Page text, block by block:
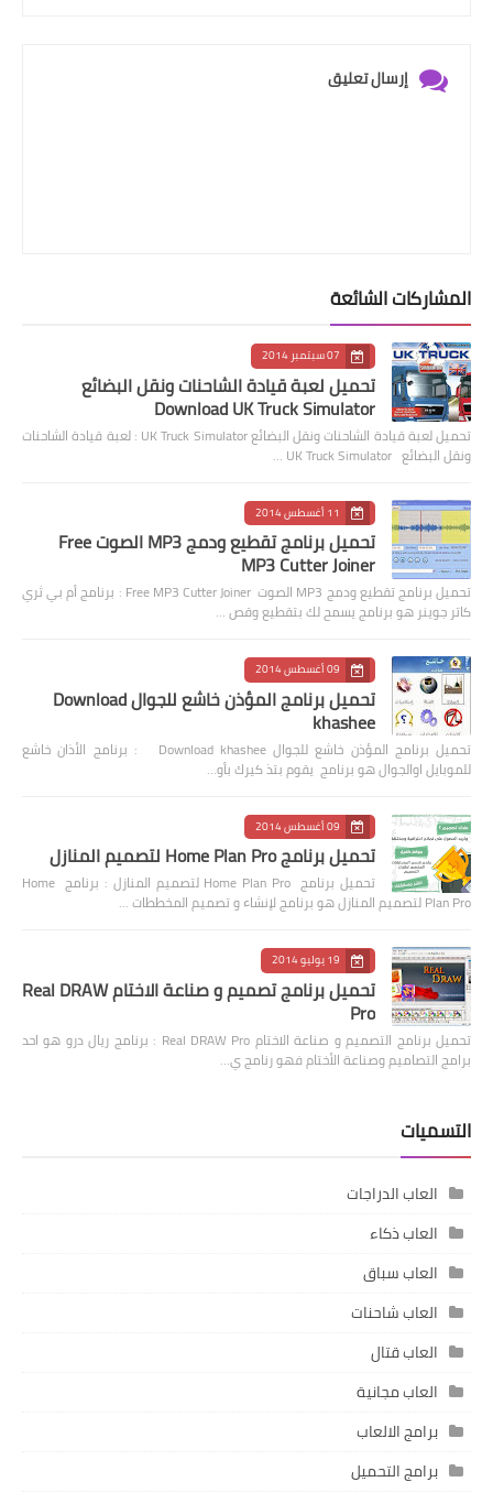
إرسال تعليق
المشاركات الشائعة
07 سبتمبر 2014
تحميل لعبة قيادة الشاحنات ونقل البضائع
Download UK Truck Simulator
تحميل لعبة قيادة الشاحنات ونقل البضائع UK Truck Simulator : لعبة قيادة الشاحنات
ونقل البضائع UK Truck Simulator …
11 أغسطس 2014
تحميل برنامج تقطيع ودمج MP3 الصوت Free
MP3 Cutter Joiner
تحميل برنامج تقطيع ودمج MP3 الصوت Free MP3 Cutter Joiner : برنامج أم بي ثري
كاتر جوينر هو برنامج يسمح لك بتقطيع وقص …
09 أغسطس 2014
تحميل برنامج المؤذن خاشع للجوال Download
khashee
تحميل برنامج المؤذن خاشع للجوال Download khashee : برنامج الأذان خاشع
للموبايل اوالجوال هو برنامج يقوم بتذ كيرك بأو…
09 أغسطس 2014
تحميل برنامج Home Plan Pro لتصميم المنازل
تحميل برنامج Home Plan Pro لتصميم المنازل : برنامج Home
Plan Pro لتصميم المنازل هو برنامج لإنشاء و تصميم المخططات …
19 يوليو 2014
تحميل برنامج تصميم و صناعة الاختام Real DRAW
Pro
تحميل برنامج التصميم و صناعة الاختام Real DRAW Pro : برنامج ريال درو هو احد
برامج التصاميم وصناعة الأختام فهو رنامج ي…
التسميات
العاب الدراجات
العاب ذكاء
العاب سباق
العاب شاحنات
العاب قتال
العاب مجانية
برامج الالعاب
برامج التحميل